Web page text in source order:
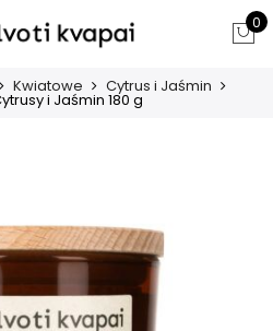
0
Kwiatowe Cytrus i Jaśmin
i Jaśmin 180 g